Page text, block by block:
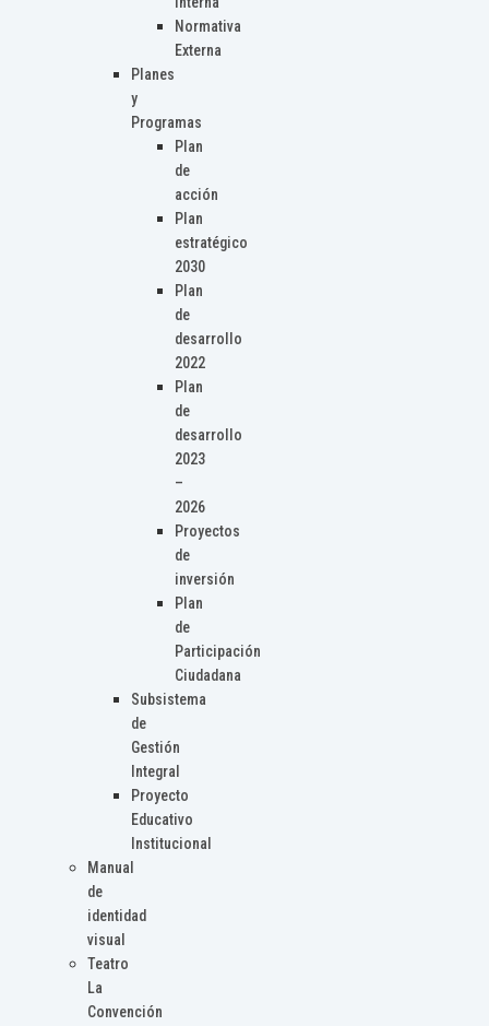
Normativa
Externa
Planes
y
Programas
Plan
de
acción
Plan
estratégico
2030
Plan
de
desarrollo
2022
Plan
de
desarrollo
2023
–
2026
Proyectos
de
inversión
Plan
de
Participación
Ciudadana
Subsistema
de
Gestión
Integral
Proyecto
Educativo
Institucional
Manual
de
identidad
visual
Teatro
La
Convención